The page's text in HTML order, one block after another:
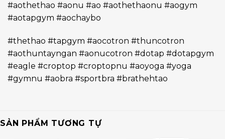
#aothethao #aonu #ao #aothethaonu #aogym
#aotapgym #aochaybo
#thethao #tapgym #aocotron #thuncotron
#aothuntayngan #aonucotron #dotap #dotapgym
#eagle #croptop #croptopnu #aoyoga #yoga
#gymnu #aobra #sportbra #brathehtao
SẢN PHẨM TƯƠNG TỰ